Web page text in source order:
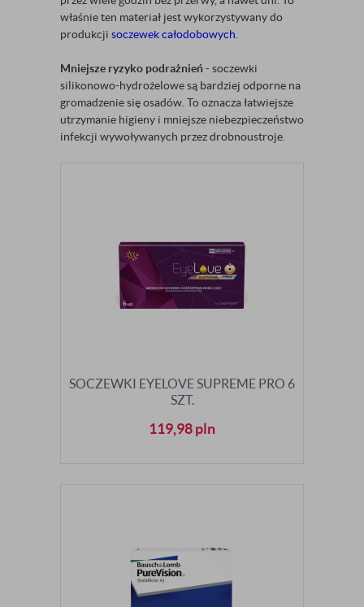
właśnie ten materiał jest wykorzystywany do
produkcji soczewek całodobowych
Mniejsze ryzyko podrażnień- soczewki
silikonowo-hydrożelowe są bardziej odporne na
gromadzenie się osadów. To oznacza łatwiejsze
utrzymanie higieny i mniejsze niebezpieczeństwo
infekcji wywoływanych przez drobnoustroje.
SOCZEWKI EYELOVE SUPREME PRO 6
SZT.
119,98pln